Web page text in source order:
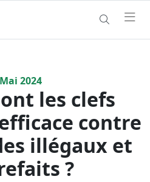
Mai 2024
les clefs
contre
illégaux et
?